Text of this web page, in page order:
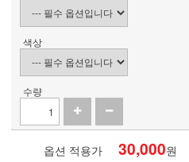
색상
수량
옵션 적용가 30,000원